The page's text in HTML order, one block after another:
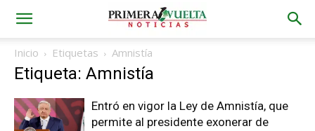
Inicio Etiquetas Amnistía
Etiqueta: Amnistía
Entró en vigor la Ley de Amnistía, que
permite al presidente exonerar de